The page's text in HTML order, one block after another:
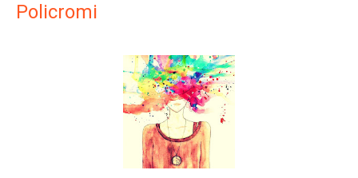
Policromi